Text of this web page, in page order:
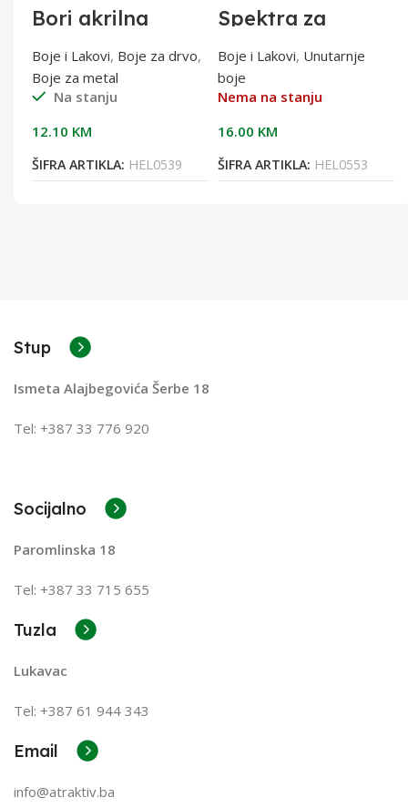
Bori akrilna
0,75l
Boje i Lakovi, Boje za drvo,
Boje za metal
Na stanju
12.10 KM
ŠIFRA ARTIKLA: HEL0539
Spektra za
kuhinje i
kupaonice 2lit
Boje i Lakovi, Unutarnje
boje
Nema na stanju
16.00 KM
ŠIFRA ARTIKLA: HEL0553
Stup
Ismeta Alajbegovića Šerbe 18
Tel: +387 33 776 920
Socijalno
Paromlinska 18
Tel: +387 33 715 655
Tuzla
Lukavac
Tel: +387 61 944 343
Email
info@atraktiv.ba